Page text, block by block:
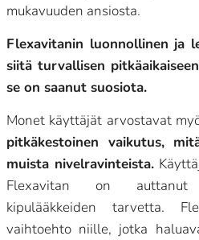
mukavuuden ansiosta.
Flexavitanin luonnollinen ja
siitä turvallisen
se on saanut suosiota.
Monet käyttäjät arvostavat
pitkäkestoinen vaikutus,
muista nivelravinteista.
Flexavitan on auttanut
kipulääkkeiden tarvetta.
vaihtoehto niille, jotka